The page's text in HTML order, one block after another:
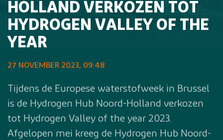
HOLLAND VERKOZEN TOT
HYDROGEN VALLEY OF THE
YEAR
27 NOVEMBER 2023, 09:48
Tijdens de Europese waterstofweek in Brussel
is de Hydrogen Hub Noord-Holland verkozen
tot Hydrogen Valley of the year 2023.
Afgelopen mei kreeg de Hydrogen Hub Noord-